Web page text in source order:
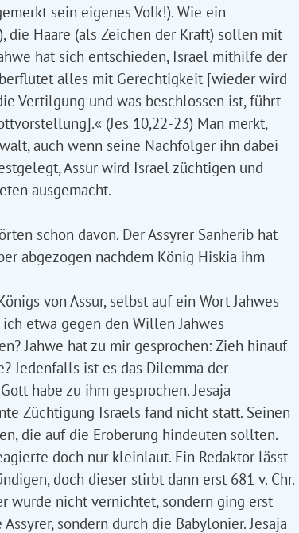
sein eigenes Volk!). Wie ein
die Haare (als Zeichen der Kraft) sollen mit
hat sich entschieden, Israel mithilfe der
alles mit Gerechtigkeit [wieder wird
Vertilgung und was beschlossen ist, führt
(Jes 10,22-23) Man merkt,
auch wenn seine Nachfolger ihn dabei
Assur wird Israel züchtigen und
ausgemacht.
schon davon. Der Assyrer Sanherib hat
abgezogen nachdem König Hiskia ihm
von Assur, selbst auf ein Wort Jahwes
etwa gegen den Willen Jahwes
Jahwe hat zu mir gesprochen: Zieh hinauf
Jedenfalls ist es das Dilemma der
habe zu ihm gesprochen. Jesaja
Züchtigung Israels fand nicht statt. Seinen
die auf die Eroberung hindeuten sollten.
doch nur kleinlaut. Ein Redaktor lässt
doch dieser stirbt dann erst 681 v. Chr.
wurde nicht vernichtet, sondern ging erst
sondern durch die Babylonier. Jesaja